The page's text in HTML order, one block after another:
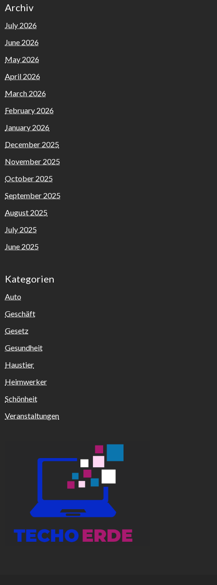
Archiv
July 2026
June 2026
May 2026
April 2026
March 2026
February 2026
January 2026
December 2025
November 2025
October 2025
September 2025
August 2025
July 2025
June 2025
Kategorien
Auto
Geschäft
Gesetz
Gesundheit
Haustier
Heimwerker
Schönheit
Veranstaltungen